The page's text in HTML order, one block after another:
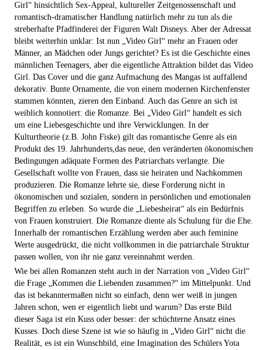
Girl“ hinsichtlich Sex-Appeal, kultureller Zeitgenossenschaft und
romantisch-dramatischer Handlung natürlich mehr zu tun als die
streberhafte Pfadfinderei der Figuren Walt Disneys. Aber der Adressat
bleibt weiterhin unklar: Ist nun „Video Girl“ mehr an Frauen oder
Männer, an Mädchen oder Jungs gerichtet? Es ist die Geschichte eines
männlichen Teenagers, aber die eigentliche Attraktion bildet das Video
Girl. Das Cover und die ganz Aufmachung des Mangas ist auffallend
dekorativ. Bunte Ornamente, die von einem modernen Kirchenfenster
stammen könnten, zieren den Einband. Auch das Genre an sich ist
weiblich konnotiert: die Romanze. Bei „Video Girl“ handelt es sich
um eine Liebesgeschichte und ihre Verwicklungen. In der
Kulturtheorie (z.B. John Fiske) gilt das romantische Genre als ein
Produkt des 19. Jahrhunderts,das neue, den veränderten ökonomischen
Bedingungen adäquate Formen des Patriarchats verlangte. Die
Gesellschaft wollte von Frauen, dass sie heiraten und Nachkommen
produzieren. Die Romanze lehrte sie, diese Forderung nicht in
ökonomischen und sozialen, sondern in persönlichen und emotionalen
Begriffen zu erleben. So wurde die „Liebesheirat“ als ein Bedürfnis
von Frauen konstruiert. Die Romanze diente als Schulung für die Ehe.
Innerhalb der romantischen Erzählung werden aber auch feminine
Werte ausgedrückt, die nicht vollkommen in die patriarchale Struktur
passen wollen, von ihr nie ganz vereinnahmt werden.
Wie bei allen Romanzen steht auch in der Narration von „Video Girl“
die Frage „Kommen die Liebenden zusammen?“ im Mittelpunkt. Und
das ist bekanntermaßen nicht so einfach, denn wer weiß in jungen
Jahren schon, wen er eigentlich liebt und warum? Das erste Bild
dieser Saga ist ein Kuss oder besser: der schüchterne Ansatz eines
Kusses. Doch diese Szene ist wie so häufig in „Video Girl“ nicht die
Realität, es ist ein Wunschbild, eine Imagination des Schülers Yota